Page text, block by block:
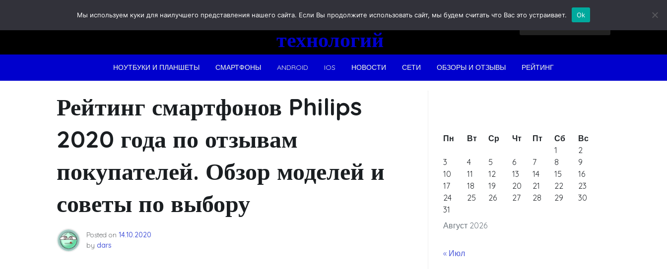
content
Новости
технологий
НОУТБУКИ И ПЛАНШЕТЫ СМАРТФОНЫ ANDROID IOS НОВОСТИ СЕТИ ОБЗОРЫ И ОТЗЫВЫ РЕЙТИНГ
Рейтинг смартфонов Philips
2020 года по отзывам
покупателей. Обзор моделей и
советы по выбору
Posted on 14.10.2020
by dars
Август 2026
Пн Вт Ср Чт Пт Сб
Вс
1
2
3
4 5 6 7 8
9
10
11 12 13 14 15
16
17
18 19 20 21 22
23
24
25 26 27 28 29
30
31
« Июл
Мы используем куки для наилучшего представления нашего сайта. Если Вы продолжите использовать сайт, мы будем считать что Вас это устраивает. Ok